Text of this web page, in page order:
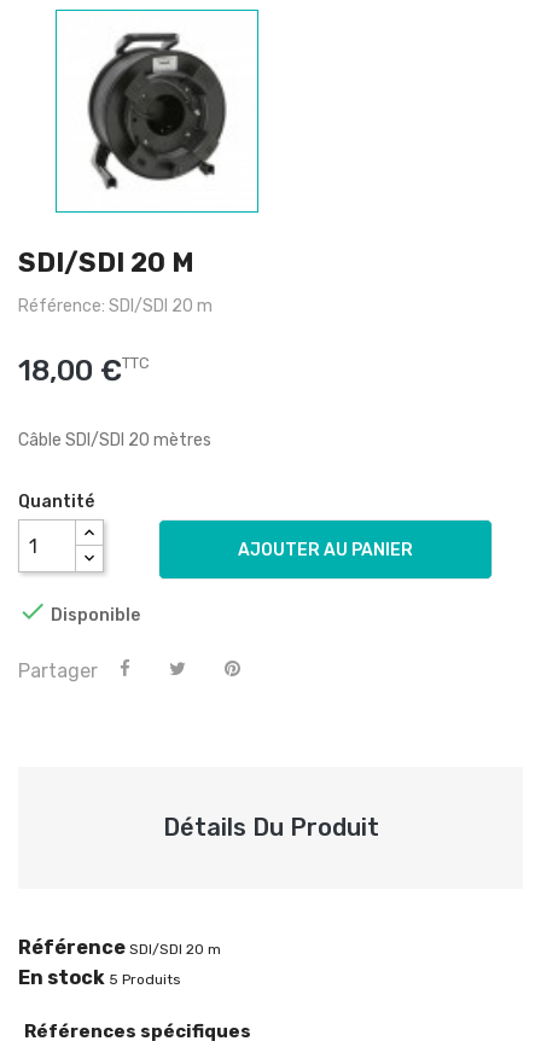
SDI/SDI 20 M
Référence: SDI/SDI 20 m
18,00 €TTC
Câble SDI/SDI 20 mètres
Quantité
AJOUTER AU PANIER
 Disponible
Partager
Détails Du Produit
Référence SDI/SDI 20 m
En stock 5 Produits
Références spécifiques